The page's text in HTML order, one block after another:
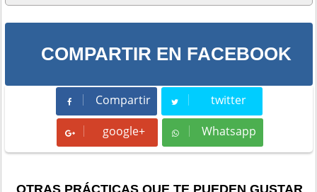
COMPARTIR EN FACEBOOK
Compartir
Compartir twitter
Tweet
google+ Whatsapp
Whatsapp
OTRAS PRÁCTICAS QUE TE PUEDEN GUSTAR